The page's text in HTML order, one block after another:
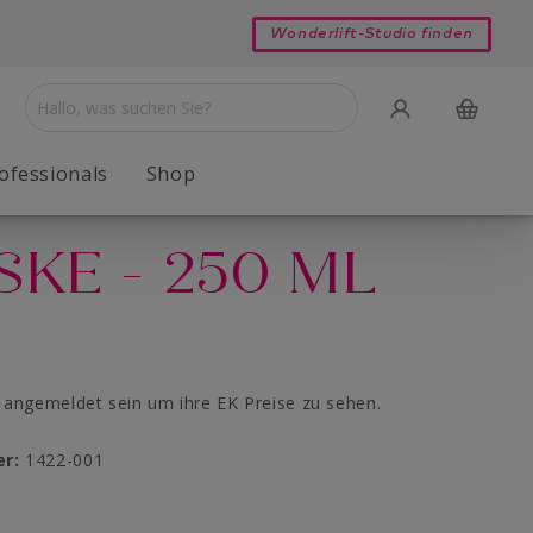
Wonderlift-Studio finden
Shop
Bodyforming
Young Basic Reinigung
Reinigung & Peeling
- 250 ML
sein um ihre EK Preise zu sehen.
1422-001